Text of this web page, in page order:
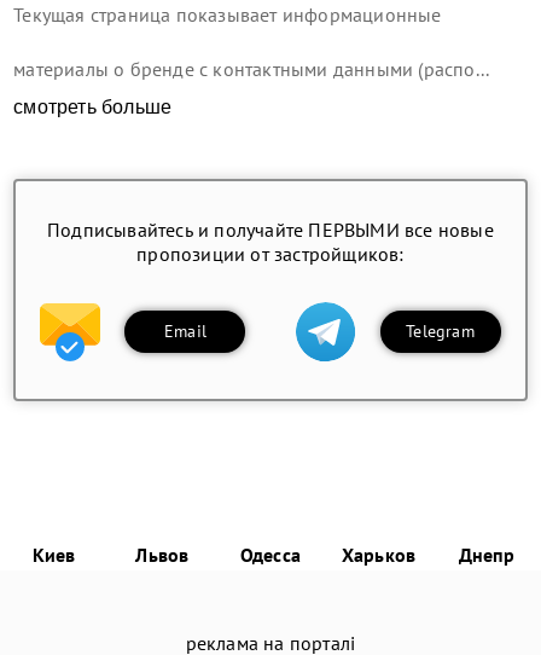
Текущая страница показывает информационные
материалы о бренде с контактными данными (распо...
смотреть больше
Подписывайтесь и получайте ПЕРВЫМИ все новые
пропозиции от застройщиков:
Email Telegram
Киев Львов Одесса Харьков Днепр
реклама на порталі